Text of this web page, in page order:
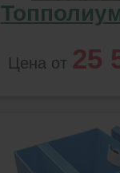
Цена от 25